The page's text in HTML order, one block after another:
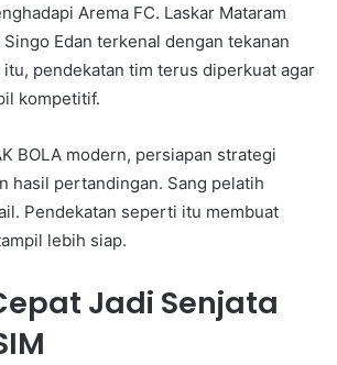
Arema FC. Laskar Mataram
Edan terkenal dengan tekanan
itu, pendekatan tim terus diperkuat agar
kompetitif.
BOLA modern, persiapan strategi
hasil pertandingan. Sang pelatih
Pendekatan seperti itu membuat
lebih siap.
Jadi Senjata